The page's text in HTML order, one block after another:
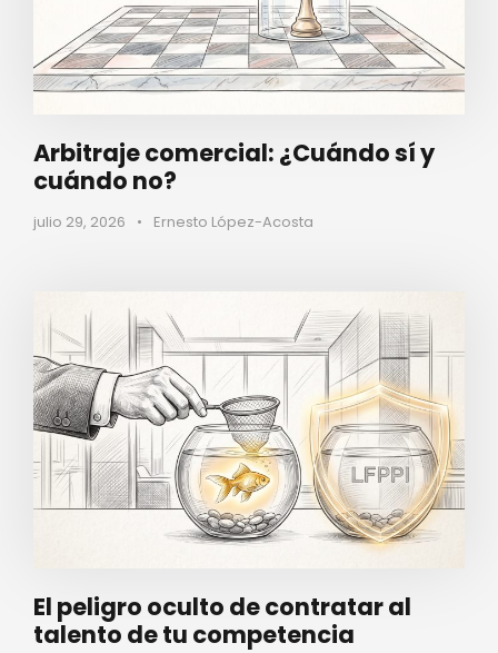
Arbitraje comercial: ¿Cuándo sí y
cuándo no?
julio 29, 2026 • Ernesto López-Acosta
El peligro oculto de contratar al
talento de tu competencia